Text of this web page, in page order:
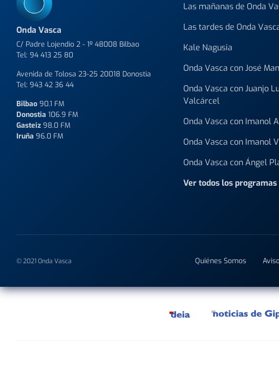
Las mañanas de Onda
Las tardes de Onda
Kale Nagusia
Onda Vasca con José
Onda Vasca con Juanjo
Valcárcel
Onda Vasca con Imanol
Onda Vasca con Imanol
Onda Vasca con Ángel
Ver todos los programas
Onda Vasca
C/ Padre Lojendio 2 - 1º 48008 Bilbao
Tel: 94 413 25 80
Avenida de Tolosa 23-25 20018 Donostia
Tel: 943 42 36 44
Bilbao 90.1 FM
Donostia 106.9 FM
Gasteiz 98.0 FM
Iruña 96.0 FM
Quiénes Somos
© 2021 Onda Vasca